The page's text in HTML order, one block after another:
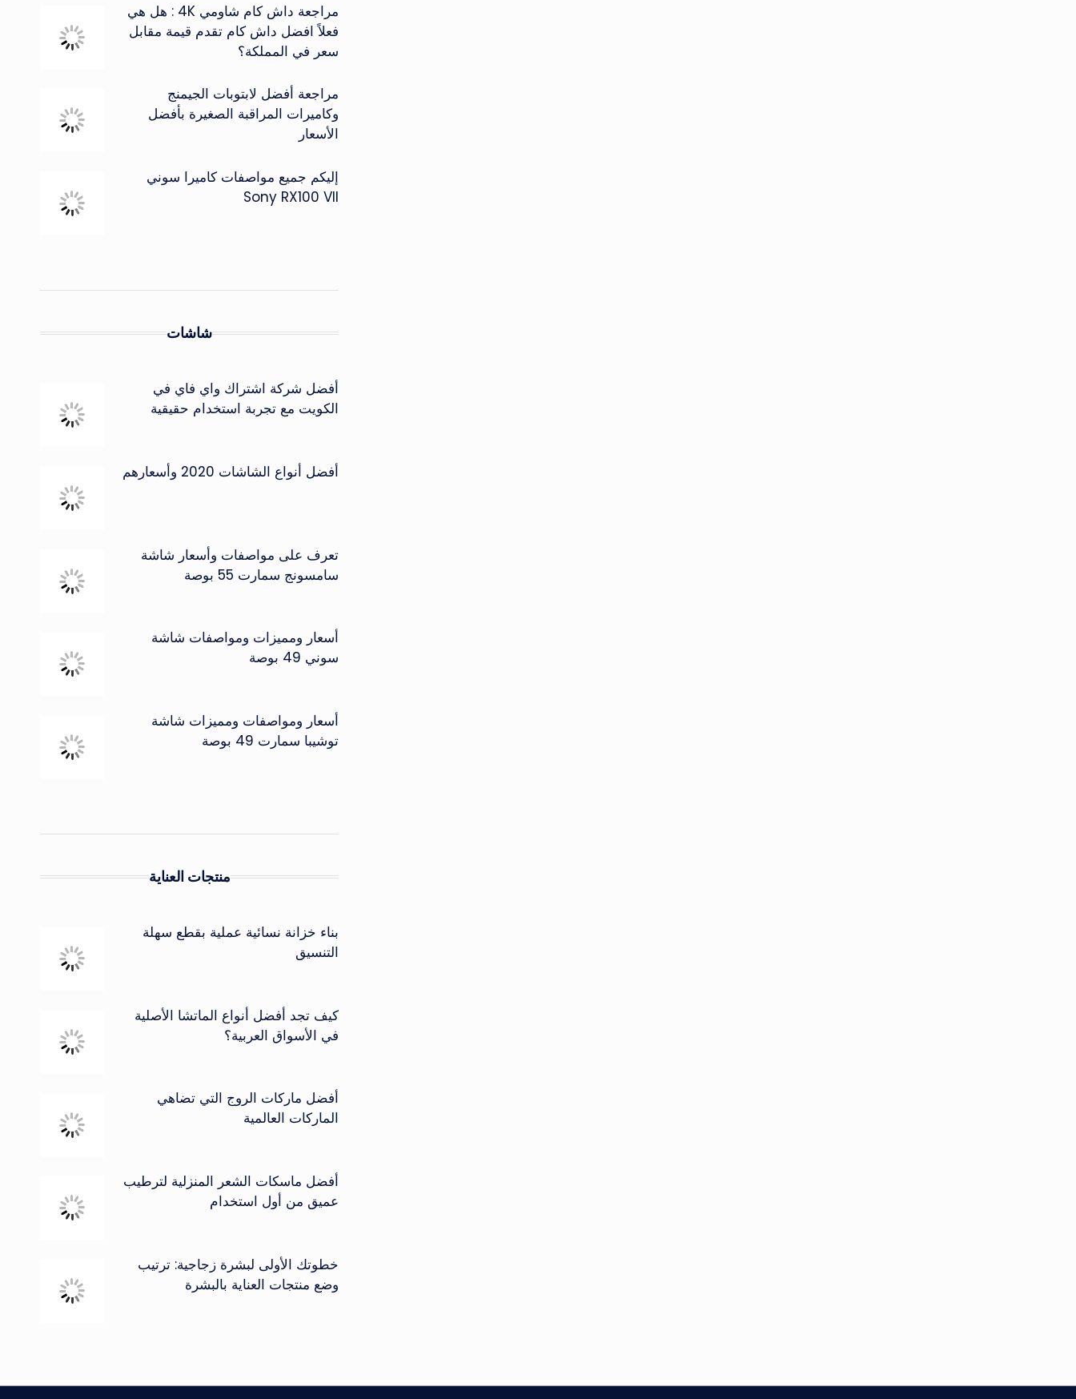
مراجعة داش كام شاومي 4K : هل هي
فعلاً افضل داش كام تقدم قيمة مقابل
سعر في المملكة؟
مراجعة أفضل لابتوبات الجيمنج
وكاميرات المراقبة الصغيرة بأفضل
الأسعار
إليكم جميع مواصفات كاميرا سوني
Sony RX100 VII
شاشات
أفضل شركة اشتراك واي فاي في
الكويت مع تجربة استخدام حقيقية
أفضل أنواع الشاشات 2020 وأسعارهم
تعرف على مواصفات وأسعار شاشة
سامسونج سمارت 55 بوصة
أسعار ومميزات ومواصفات شاشة
سوني 49 بوصة
أسعار ومواصفات ومميزات شاشة
توشيبا سمارت 49 بوصة
منتجات العناية
بناء خزانة نسائية عملية بقطع سهلة
التنسيق
كيف تجد أفضل أنواع الماتشا الأصلية
في الأسواق العربية؟
أفضل ماركات الروج التي تضاهي
الماركات العالمية
أفضل ماسكات الشعر المنزلية لترطيب
عميق من أول استخدام
خطوتك الأولى لبشرة زجاجية: ترتيب
وضع منتجات العناية بالبشرة